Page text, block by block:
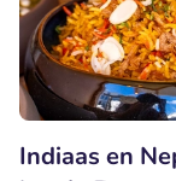
Indiaas en